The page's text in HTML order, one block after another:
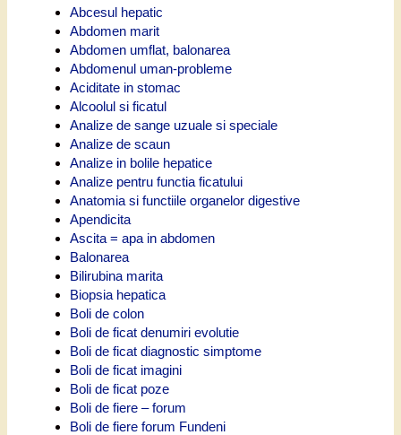
Abcesul hepatic
Abdomen marit
Abdomen umflat, balonarea
Abdomenul uman-probleme
Aciditate in stomac
Alcoolul si ficatul
Analize de sange uzuale si speciale
Analize de scaun
Analize in bolile hepatice
Analize pentru functia ficatului
Anatomia si functiile organelor digestive
Apendicita
Ascita = apa in abdomen
Balonarea
Bilirubina marita
Biopsia hepatica
Boli de colon
Boli de ficat denumiri evolutie
Boli de ficat diagnostic simptome
Boli de ficat imagini
Boli de ficat poze
Boli de fiere – forum
Boli de fiere forum Fundeni